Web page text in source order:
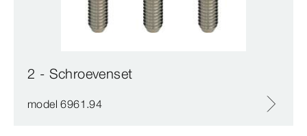
2 - Schroevenset
model 6961.94